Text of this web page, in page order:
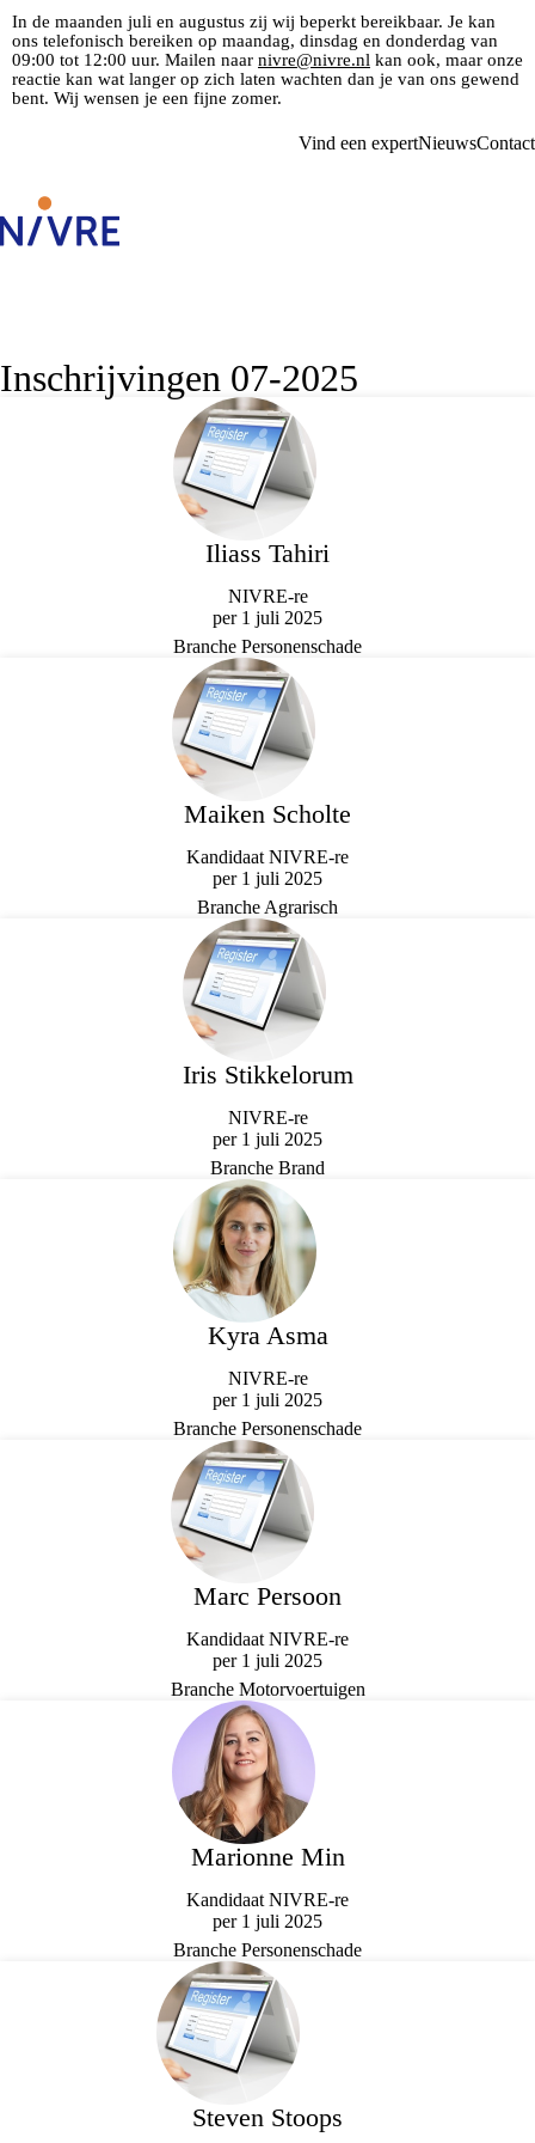
In de maanden juli en augustus zij wij beperkt bereikbaar. Je kan
ons telefonisch bereiken op maandag, dinsdag en donderdag van
09:00 tot 12:00 uur. Mailen naar nivre@nivre.nl kan ook, maar onze
reactie kan wat langer op zich laten wachten dan je van ons gewend
bent. Wij wensen je een fijne zomer.
Vind een expertNieuwsContact
Inschrijvingen 07-2025
Iliass Tahiri
NIVRE-re
per 1 juli 2025
Branche Personenschade
Maiken Scholte
Kandidaat NIVRE-re
per 1 juli 2025
Branche Agrarisch
Iris Stikkelorum
NIVRE-re
per 1 juli 2025
Branche Brand
Kyra Asma
NIVRE-re
per 1 juli 2025
Branche Personenschade
Marc Persoon
Kandidaat NIVRE-re
per 1 juli 2025
Branche Motorvoertuigen
Marionne Min
Kandidaat NIVRE-re
per 1 juli 2025
Branche Personenschade
Steven Stoops